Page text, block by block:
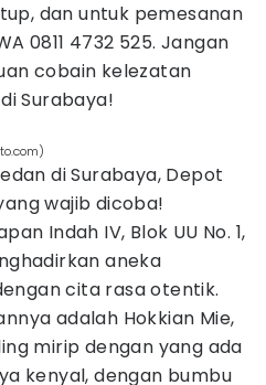
dan untuk pemesanan
0811 4732 525. Jangan
cobain kelezatan
Surabaya!
di Surabaya, Depot
wajib dicoba!
Indah IV, Blok UU No. 1,
aneka
cita rasa otentik.
adalah Hokkian Mie,
mirip dengan yang ada
kenyal, dengan bumbu